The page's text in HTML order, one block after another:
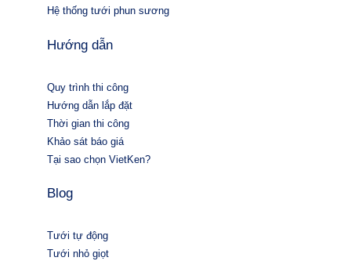
Hệ thống tưới phun sương
Hướng dẫn
Quy trình thi công
Hướng dẫn lắp đặt
Thời gian thi công
Khảo sát báo giá
Tại sao chọn VietKen?
Blog
Tưới tự động
Tưới nhỏ giọt